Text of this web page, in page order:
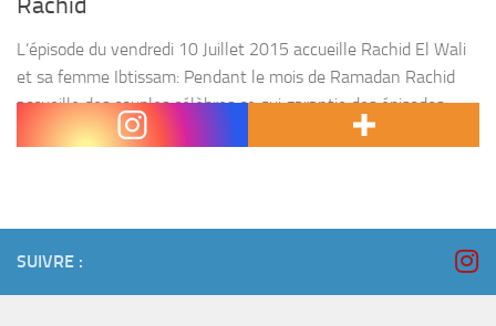
L’épisode du vendredi 10 Juillet 2015 accueille Rachid El Wali
et sa femme Ibtissam: Pendant le mois de Ramadan Rachid
accueille des couples célèbres ce qui garantie des épisodes
pleins de suspense et d’animation....
SUIVRE :